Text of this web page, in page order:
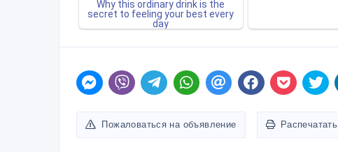
Пожаловаться на объявление Распечатать